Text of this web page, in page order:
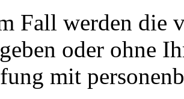
Fall werden die
oder ohne
mit